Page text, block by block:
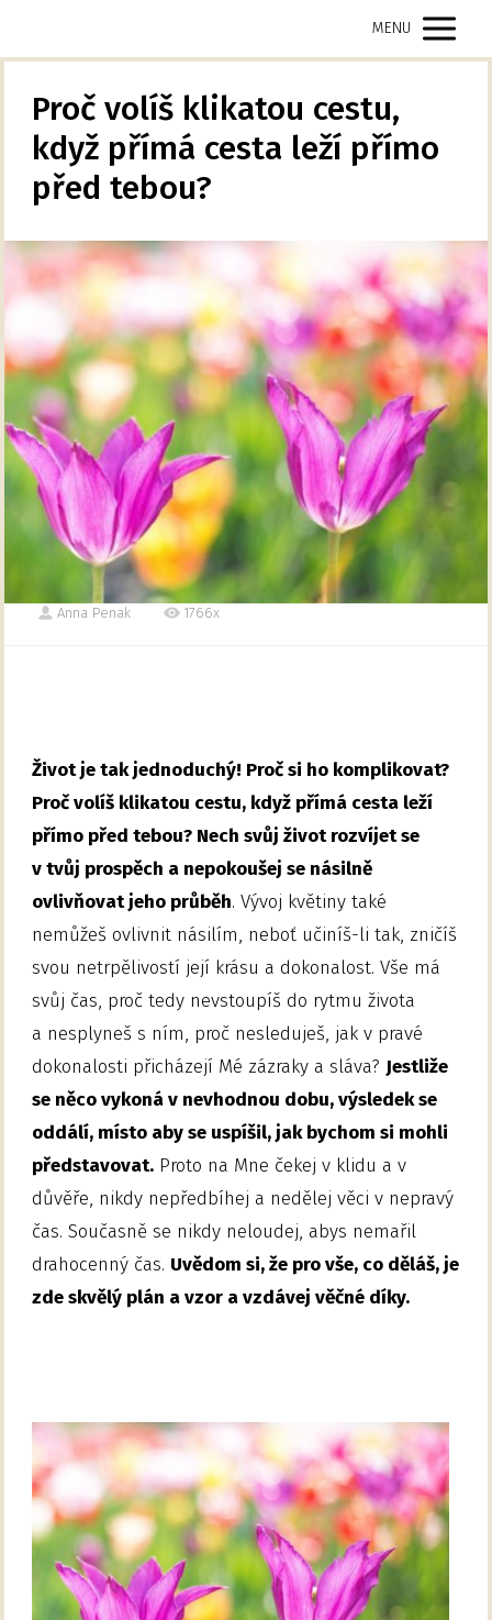
MENU
Proč volíš klikatou cestu,
když přímá cesta leží přímo
před tebou?
Anna Penak 1766x
Život je tak jednoduchý! Proč si ho komplikovat?
Proč volíš klikatou cestu, když přímá cesta leží
přímo před tebou? Nech svůj život rozvíjet se
v tvůj prospěch a nepokoušej se násilně
ovlivňovat jeho průběh. Vývoj květiny také
nemůžeš ovlivnit násilím, neboť učiníš-li tak, zničíš
svou netrpělivostí její krásu a dokonalost. Vše má
svůj čas, proč tedy nevstoupíš do rytmu života
a nesplyneš s ním, proč nesleduješ, jak v pravé
dokonalosti přicházejí Mé zázraky a sláva? Jestliže
se něco vykoná v nevhodnou dobu, výsledek se
oddálí, místo aby se uspíšil, jak bychom si mohli
představovat. Proto na Mne čekej v klidu a v
důvěře, nikdy nepředbíhej a nedělej věci v nepravý
čas. Současně se nikdy neloudej, abys nemařil
drahocenný čas. Uvědom si, že pro vše, co děláš, je
zde skvělý plán a vzor a vzdávej věčné díky.